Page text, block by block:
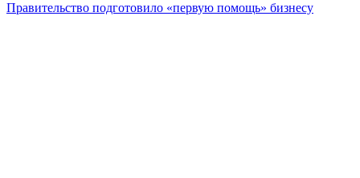
Правительство подготовило «первую помощь» бизнесу